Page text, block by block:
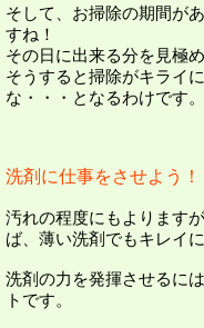
そして、お掃除の期間が
すね！
その日に出来る分を見極
そうすると掃除がキライ
な・・・となるわけです。
洗剤に仕事をさせよう！
汚れの程度にもよります
ば、薄い洗剤でもキレイ
洗剤の力を発揮させる
トです。